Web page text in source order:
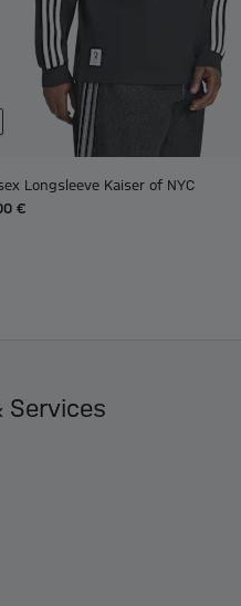
Longsleeve Kaiser of NYC
€
Services